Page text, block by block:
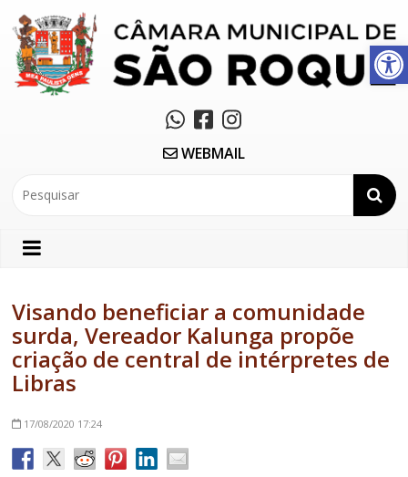
Abrir a barra de ferramentas
WEBMAIL
Visando beneficiar a comunidade
surda, Vereador Kalunga propõe
criação de central de intérpretes de
Libras
17/08/2020 17:24